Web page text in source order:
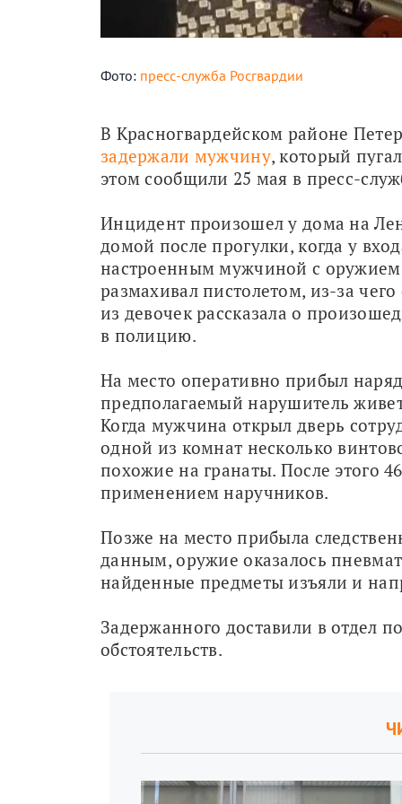
Фото: пресс-служба Росгвардии
задержали мужчину, который
этом сообщили 25 мая в пресс-
Инцидент произошел у дома на
домой после прогулки, когда у
настроенным мужчиной с оружием
размахивал пистолетом, из-за
из девочек рассказала о
в полицию.
На место оперативно прибыл
предполагаемый нарушитель
Когда мужчина открыл дверь
одной из комнат несколько
похожие на гранаты. После этого
применением наручников.
Позже на место прибыла
данным, оружие оказалось
найденные предметы изъяли и
Задержанного доставили в отдел
обстоятельств.